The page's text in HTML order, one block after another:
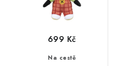
Na cestě
699 Kč